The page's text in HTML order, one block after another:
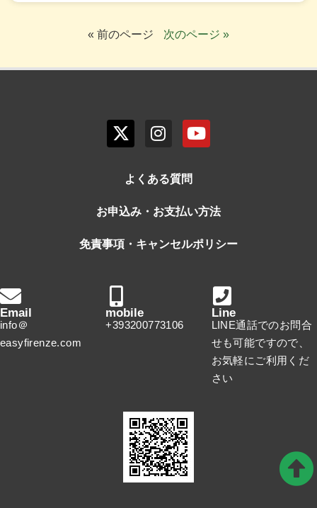
« 前のページ 次のページ »
よくある質問
お申込み・お支払い方法
免責事項・キャンセルポリシー
Email
info＠
easyfirenze.com
mobile
+393200773106
Line
LINE通話でのお問合
せも可能ですので、
お気軽にご利用くだ
さい